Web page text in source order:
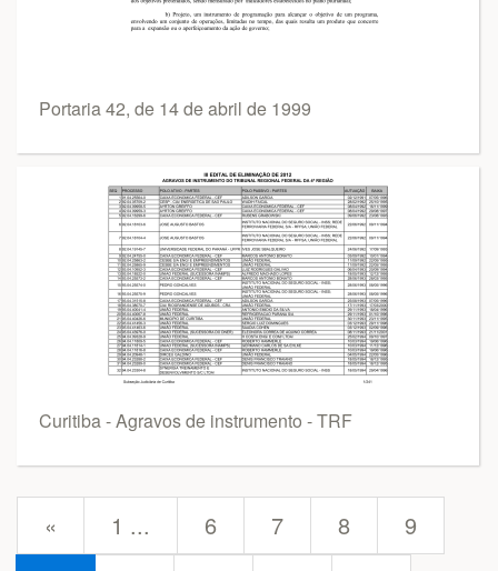
Portaria 42, de 14 de abril de 1999
Curitiba - Agravos de instrumento - TRF
« 1 ... 6 7 8
9